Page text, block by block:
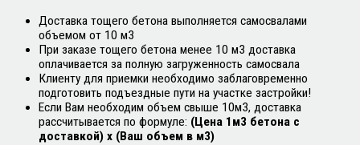
Доставка тощего бетона выполняется самосвалами
объемом от 10 м3
При заказе тощего бетона менее 10 м3 доставка
оплачивается за полную загруженность самосвала
Клиенту для приемки необходимо заблаговременно
подготовить подъездные пути на участке застройки!
Если Вам необходим объем свыше 10м3, доставка
рассчитывается по формуле: (Цена 1м3 бетона с
доставкой) х (Ваш объем в м3)